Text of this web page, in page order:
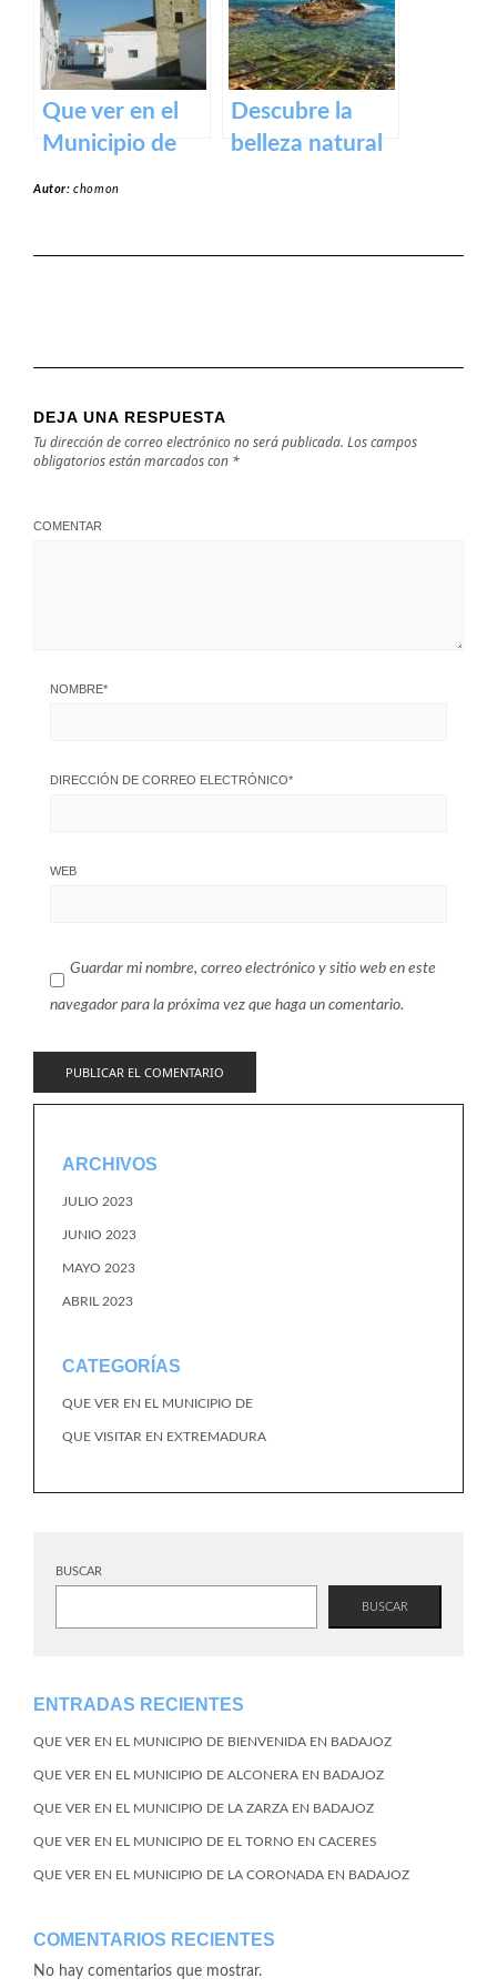
y actividades al
aire libre
Que ver en el
Municipio de
Descubre la
belleza natural
Autor:chomon
DEJA UNA RESPUESTA
Tu dirección de correo electrónico no será publicada. Los campos
obligatorios están marcados con *
COMENTAR
NOMBRE*
DIRECCIÓN DE CORREO ELECTRÓNICO*
WEB
Guardar mi nombre, correo electrónico y sitio web en este
navegador para la próxima vez que haga un comentario.
ARCHIVOS
JULIO 2023
JUNIO 2023
MAYO 2023
ABRIL 2023
CATEGORÍAS
QUE VER EN EL MUNICIPIO DE
QUE VISITAR EN EXTREMADURA
BUSCAR
BUSCAR
ENTRADAS RECIENTES
QUE VER EN EL MUNICIPIO DE BIENVENIDA EN BADAJOZ
QUE VER EN EL MUNICIPIO DE ALCONERA EN BADAJOZ
QUE VER EN EL MUNICIPIO DE LA ZARZA EN BADAJOZ
QUE VER EN EL MUNICIPIO DE EL TORNO EN CACERES
QUE VER EN EL MUNICIPIO DE LA CORONADA EN BADAJOZ
COMENTARIOS RECIENTES
No hay comentarios que mostrar.